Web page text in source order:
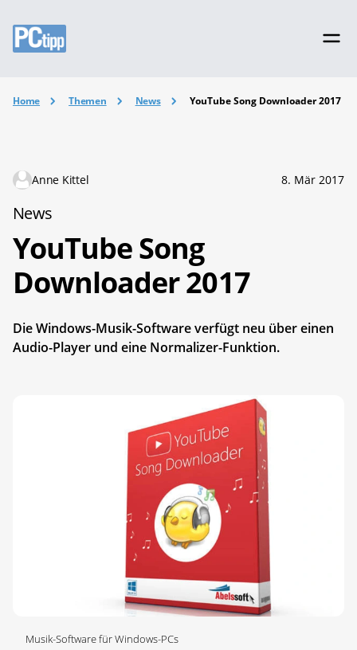
Home Themen News YouTube Song Downloader 2017
Anne Kittel 8. Mär 2017
News
YouTube Song
Downloader 2017
Die Windows-Musik-Software verfügt neu über einen
Audio-Player und eine Normalizer-Funktion.
Musik-Software für Windows-PCs